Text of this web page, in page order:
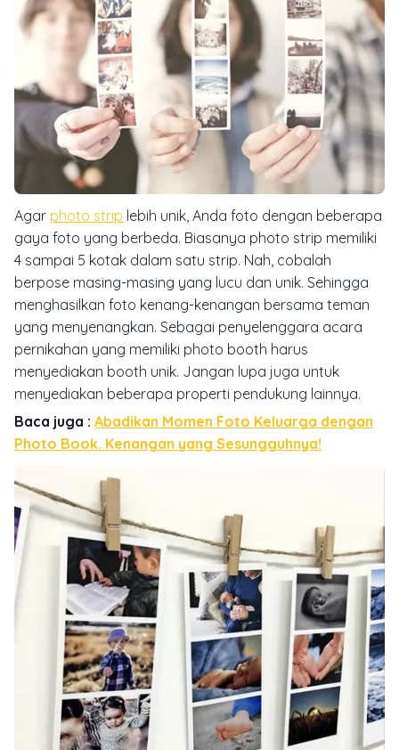
Agar photo strip lebih unik, Anda foto dengan beberapa
gaya foto yang berbeda. Biasanya photo strip memiliki
4 sampai 5 kotak dalam satu strip. Nah, cobalah
berpose masing-masing yang lucu dan unik. Sehingga
menghasilkan foto kenang-kenangan bersama teman
yang menyenangkan. Sebagai penyelenggara acara
pernikahan yang memiliki photo booth harus
menyediakan booth unik. Jangan lupa juga untuk
menyediakan beberapa properti pendukung lainnya.
Baca juga : Abadikan Momen Foto Keluarga dengan
Photo Book. Kenangan yang Sesungguhnya!